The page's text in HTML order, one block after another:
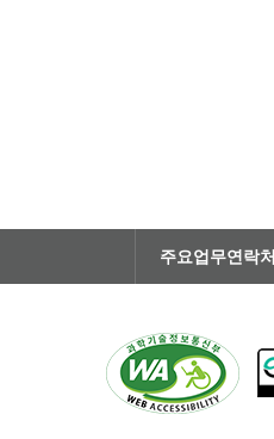
주요업무연락처